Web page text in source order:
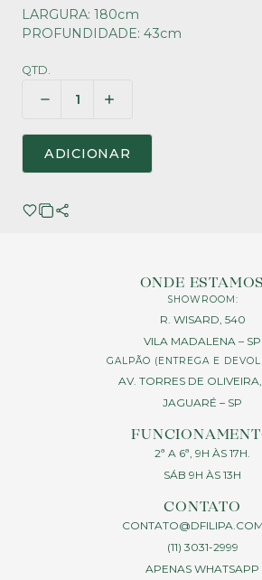
LARGURA: 180cm
PROFUNDIDADE: 43cm
QTD.
ADICIONAR
ONDE ESTAMOS
SHOWROOM:
R. WISARD, 540
VILA MADALENA – SP
GALPÃO (ENTREGA E
AV. TORRES DE
JAGUARÉ – SP
2ª A 6ª, 9H ÀS 17H.
SÁB 9H ÀS 13H
CONTATO
(11) 3031-2999
APENAS WHATSAPP